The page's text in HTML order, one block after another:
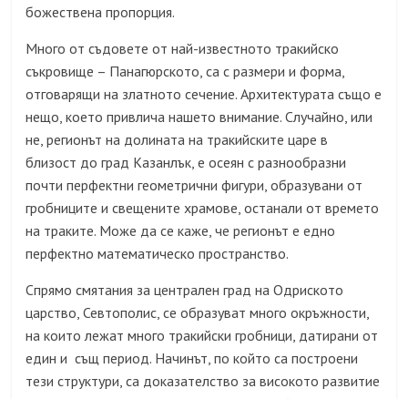
божествена пропорция.
Много от съдовете от най-известното тракийско
съкровище – Панагюрското, са с размери и форма,
отговарящи на златното сечение. Архитектурата също е
нещо, което привлича нашето внимание. Случайно, или
не, регионът на долината на тракийските царе в
близост до град Казанлък, е осеян с разнообразни
почти перфектни геометрични фигури, образувани от
гробниците и свещените храмове, останали от времето
на траките. Може да се каже, че регионът е едно
перфектно математическо пространство.
Спрямо смятания за централен град на Одриското
царство, Севтополис, се образуват много окръжности,
на които лежат много тракийски гробници, датирани от
един и същ период. Начинът, по който са построени
тези структури, са доказателство за високото развитие